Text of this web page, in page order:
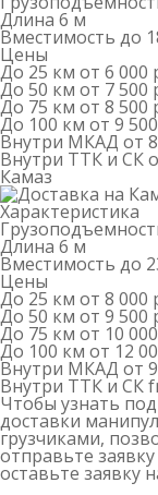
Длина 6 м
Вместимость до
Цены
До 25 км от 6 000
До 50 км от 7 500
До 75 км от 8 500
До 100 км от 9
Внутри МКАД от
Внутри ТТК и СК
Камаз
Характеристика
Длина 6 м
Вместимость до
Цены
До 25 км от 8 000
До 50 км от 9 500
До 75 км от 10
До 100 км от 12
Внутри МКАД от
Внутри ТТК и СК
Чтобы узнать
доставки
грузчиками,
отправьте
оставьте заявку